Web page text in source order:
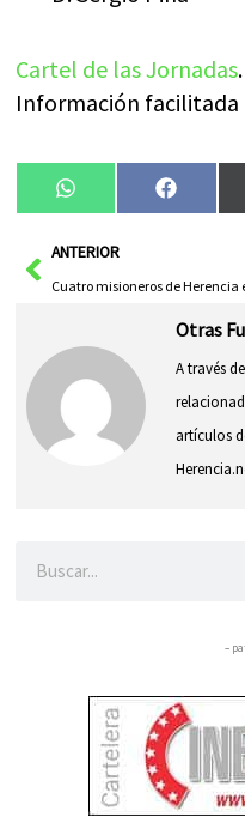
Cartel de las Jornadas.
Información facilitada
Compartir
en
WhatsApp
en
AntANTERIOR
Otras
A través
artículos
–